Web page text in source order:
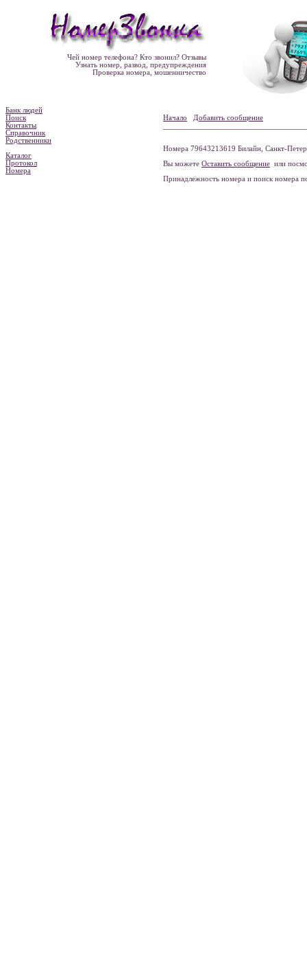
Чей номер телефона? Кто звонил? Отзывы
Узнать номер, развод, предупреждения
Проверка номера, мошенничество
Банк людей
Поиск
Контакты
Справочник
Родственники
Каталог
Протокол
Номера
Начало Добавить сообщение
Номера 79643213619 Билайн, Санкт-
Вы можете Оставить сообщение или
Принадлежность номера и поиск номера